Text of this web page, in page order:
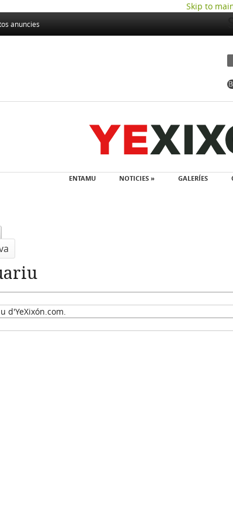
Skip to
anuncies
ENTAMU NOTICIES » GALERÍES
d'YeXixón.com.